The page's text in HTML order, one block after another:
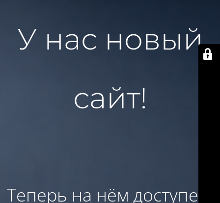
У нас новый
сайт!
Теперь на нём доступен: